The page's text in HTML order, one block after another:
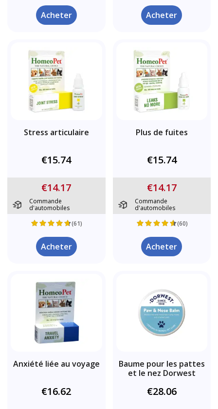
Acheter Acheter
Stress articulaire
€15.74
€14.17
Commande
d'automobiles
(61)
Acheter
Plus de fuites
€15.74
€14.17
Commande
d'automobiles
(60)
Acheter
Anxiété liée au voyage
€16.62
Baume pour les pattes
et le nez Dorwest
€28.06